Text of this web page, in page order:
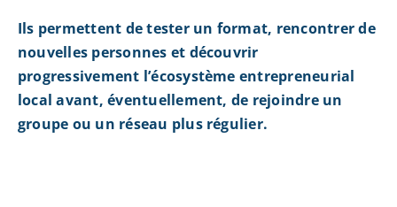
Ils permettent de tester un format, rencontrer de
nouvelles personnes et découvrir
progressivement l’écosystème entrepreneurial
local avant, éventuellement, de rejoindre un
groupe ou un réseau plus régulier.